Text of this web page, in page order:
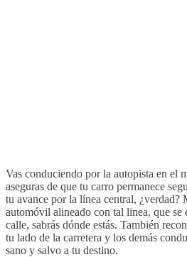
Vas conduciendo por la autopista en el
aseguras de que tu carro permanece
tu avance por la línea central, ¿verdad?
automóvil alineado con tal linea, que se
calle, sabrás dónde estás. También
tu lado de la carretera y los demás
sano y salvo a tu destino.